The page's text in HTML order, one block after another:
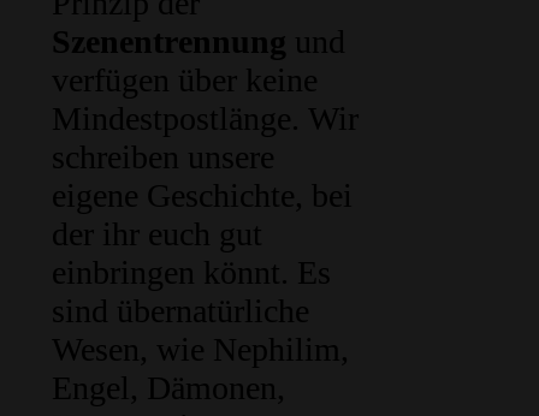
Szenentrennung und
verfügen über keine
Mindestpostlänge. Wir
schreiben unsere
eigene Geschichte, bei
der ihr euch gut
einbringen könnt. Es
sind übernatürliche
Wesen, wie Nephilim,
Engel, Dämonen,